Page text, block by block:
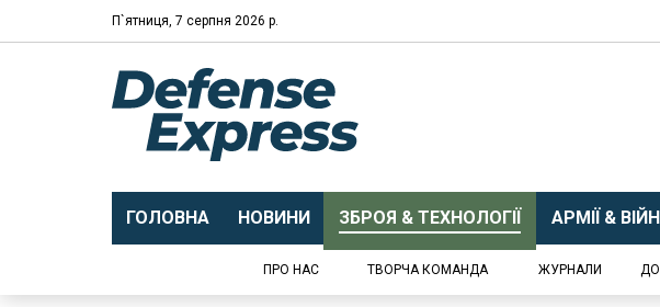
П`ятниця, 7 серпня 2026 р.
ГОЛОВНА НОВИНИ ЗБРОЯ & ТЕХНОЛОГІЇ АРМІЇ &
ПРО НАС ТВОРЧА КОМАНДА ЖУРНАЛИ